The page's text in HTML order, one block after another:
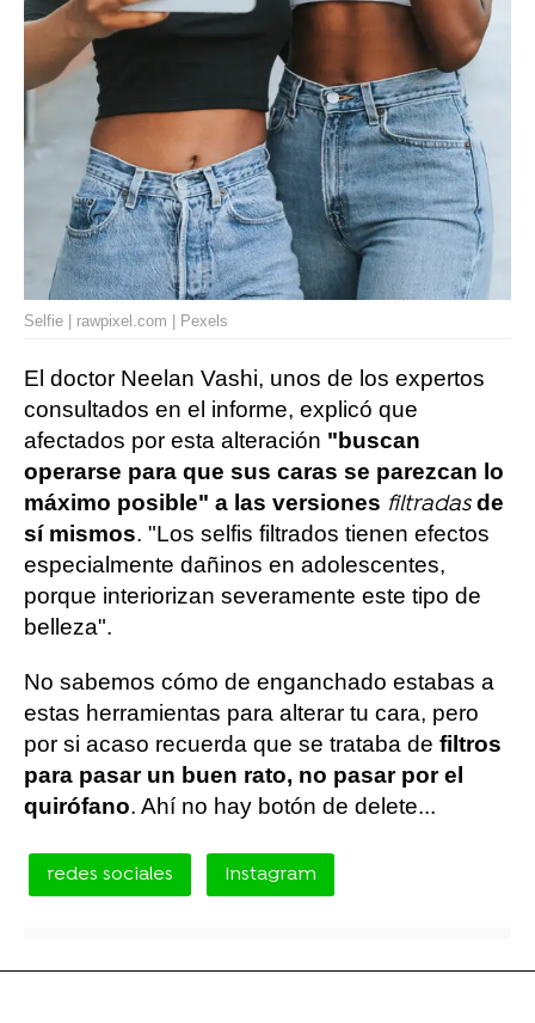
Selfie | rawpixel.com | Pexels
El doctor Neelan Vashi, unos de los expertos
consultados en el informe, explicó que
afectados por esta alteración "buscan
operarse para que sus caras se parezcan lo
máximo posible" a las versiones filtradasde
sí mismos. "Los selfis filtrados tienen efectos
especialmente dañinos en adolescentes,
porque interiorizan severamente este tipo de
belleza".
No sabemos cómo de enganchado estabas a
estas herramientas para alterar tu cara, pero
por si acaso recuerda que se trataba de filtros
para pasar un buen rato, no pasar por el
quirófano. Ahí no hay botón de delete...
redes sociales Instagram